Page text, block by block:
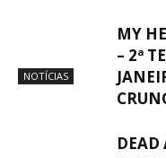
NOTÍCIAS
MY
– 2ª
DEAD